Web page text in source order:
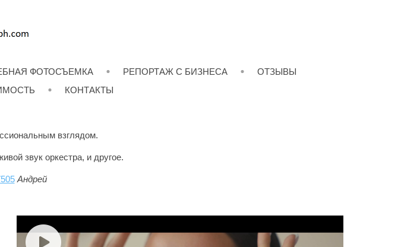
ФОТОСЪЕМКА РЕПОРТАЖ С БИЗНЕСА
ОТЗЫВЫ
КОНТАКТЫ
взглядом.
звук оркестра, и другое.
Андрей